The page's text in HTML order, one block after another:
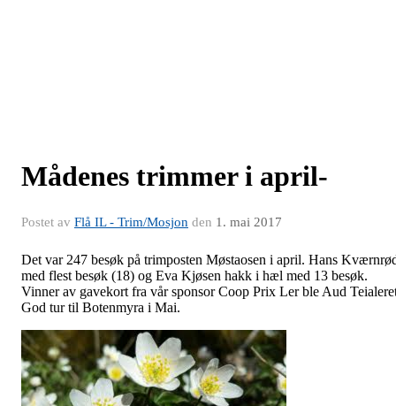
Mådenes trimmer i april-
Postet av Flå IL - Trim/Mosjon den 1. mai 2017
Det var 247 besøk på trimposten Møstaosen i april. Hans
med flest besøk (18) og Eva Kjøsen hakk i hæl med 13 besøk.
Vinner av gavekort fra vår sponsor Coop Prix Ler ble Aud
God tur til Botenmyra i Mai.